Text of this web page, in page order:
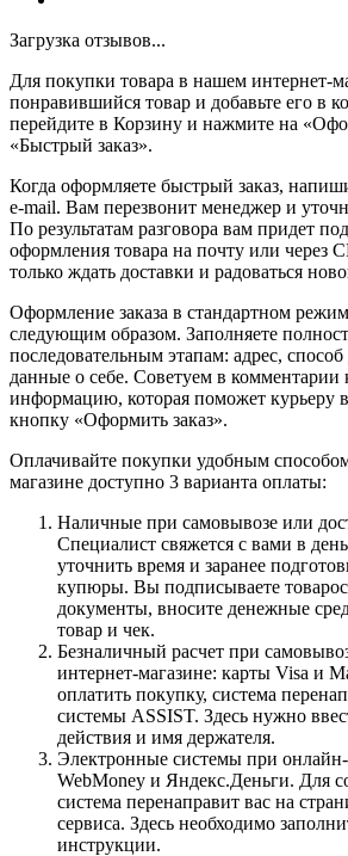
Загрузка отзывов...
Для покупки товара в нашем интернет-
понравившийся товар и добавьте его в
перейдите в Корзину и нажмите на
«Быстрый заказ».
Когда оформляете быстрый заказ,
e-mail. Вам перезвонит менеджер и
По результатам разговора вам придет
оформления товара на почту или через
только ждать доставки и радоваться
Оформление заказа в стандартном
следующим образом. Заполняете
последовательным этапам: адрес,
данные о себе. Советуем в комментарии
информацию, которая поможет курьеру
кнопку «Оформить заказ».
Оплачивайте покупки удобным
магазине доступно 3 варианта оплаты:
Наличные при самовывозе или
Специалист свяжется с вами в
уточнить время и заранее
купюры. Вы подписываете
документы, вносите денежные
товар и чек.
Безналичный расчет при
интернет-магазине: карты Visa и
оплатить покупку, система
системы ASSIST. Здесь нужно
действия и имя держателя.
Электронные системы при онлайн-
WebMoney и Яндекс.Деньги. Для
система перенаправит вас на
сервиса. Здесь необходимо
инструкции.